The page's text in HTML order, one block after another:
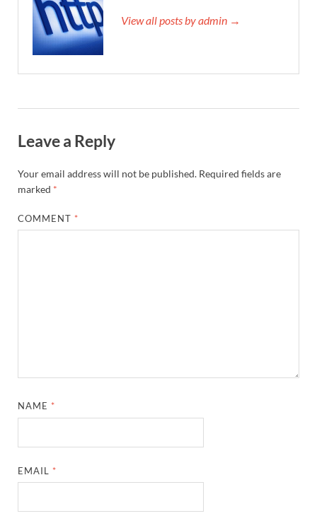
View all posts by admin →
Leave a Reply
Your email address will not be published. Required fields are
marked *
COMMENT *
NAME *
EMAIL *